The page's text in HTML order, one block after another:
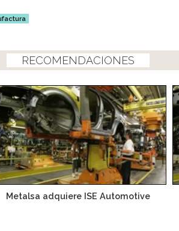
RECOMENDACIONES
Metalsa adquiere ISE Automotive